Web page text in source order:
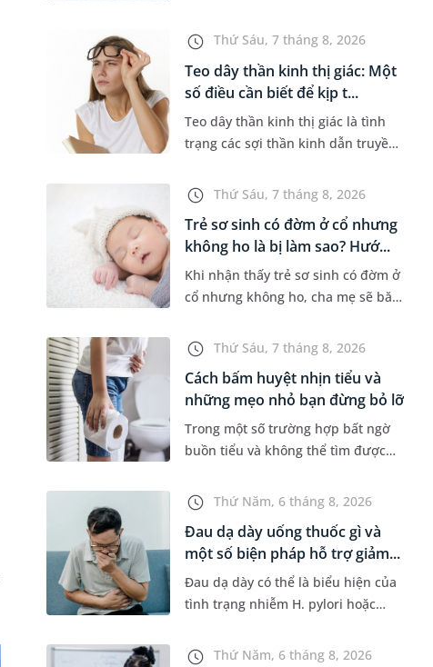
không thể vận động đi lại được. Kết
quả thăm khám tại Phòng...
Thứ Sáu, 7 tháng 8, 2026
Teo dây thần kinh thị giác: Một
số điều cần biết để kịp t...
Teo dây thần kinh thị giác là tình
trạng các sợi thần kinh dẫn truyền
thương và dần mất đi chức năng
hoạt động. Nếu điều trị m...
Thứ Sáu, 7 tháng 8, 2026
Trẻ sơ sinh có đờm ở cổ nhưng
không ho là bị làm sao? Hướ...
Khi nhận thấy trẻ sơ sinh có đờm ở
cổ nhưng không ho, cha mẹ sẽ băn
đường hô hấp hay không. Những
chia sẻ dưới đây sẽ giúp ch...
Thứ Sáu, 7 tháng 8, 2026
Cách bấm huyệt nhịn tiểu và
những mẹo nhỏ bạn đừng bỏ lỡ
Trong một số trường hợp bất ngờ
buồn tiểu và không thể tìm được
dụng phương pháp bấm huyệt
nhịn tiểu. Vậy cách bấm huyệt
nhịn...
Thứ Năm, 6 tháng 8, 2026
Đau dạ dày uống thuốc gì và
một số biện pháp hỗ trợ giảm...
Đau dạ dày có thể là biểu hiện của
tình trạng nhiễm H. pylori hoặc
Dựa theo nguyên nhân cụ thể, bác
Thứ Năm, 6 tháng 8, 2026